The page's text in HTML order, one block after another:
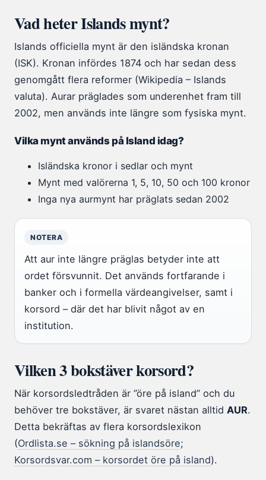
Vad heter Islands mynt?
Islands officiella mynt är den isländska kronan
(ISK). Kronan infördes 1874 och har sedan dess
genomgått flera reformer (Wikipedia – Islands
valuta). Aurar präglades som underenhet fram till
2002, men används inte längre som fysiska mynt.
Vilka mynt används på Island idag?
Isländska kronor i sedlar och mynt
Mynt med valörerna 1, 5, 10, 50 och 100 kronor
Inga nya aurmynt har präglats sedan 2002
NOTERA
Att aur inte längre präglas betyder inte att
ordet försvunnit. Det används fortfarande i
banker och i formella värdeangivelser, samt i
korsord – där det har blivit något av en
institution.
Vilken 3 bokstäver korsord?
När korsordsledtråden är ”öre på island” och du
behöver tre bokstäver, är svaret nästan alltid AUR.
Detta bekräftas av flera korsordslexikon
(Ordlista.se – sökning på islandsöre;
Korsordsvar.com – korsordet öre på island).